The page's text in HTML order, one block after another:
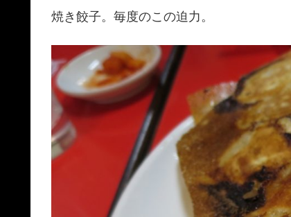
焼き餃子。毎度のこの迫力。